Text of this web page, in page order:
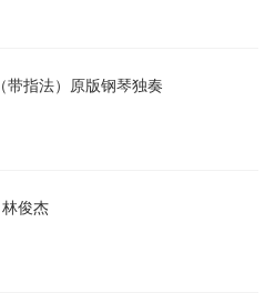
带指法）原版钢琴独奏
俊杰